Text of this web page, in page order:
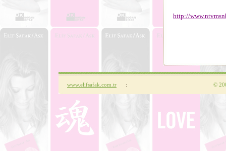
http://
www.elifsafak.com.tr : ©